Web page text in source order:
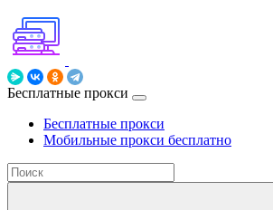
Бесплатные прокси
Бесплатные прокси
Мобильные прокси бесплатно